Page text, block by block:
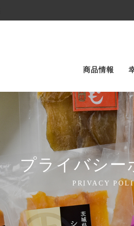
商品情報
プライバシー
PRIVACY